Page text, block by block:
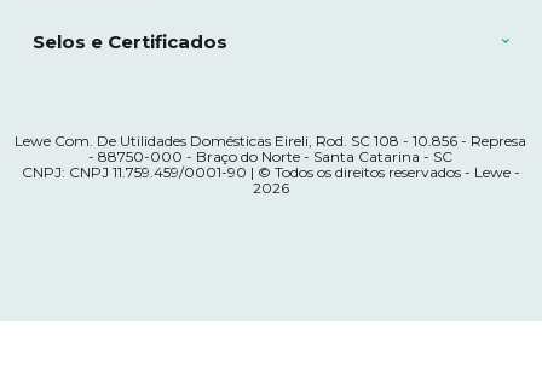
Selos e Certificados
Lewe Com. De Utilidades Domésticas Eireli, Rod. SC 108 - 10.856 - Represa
- 88750-000 - Braço do Norte - Santa Catarina - SC
CNPJ: CNPJ 11.759.459/0001-90 | © Todos os direitos reservados - Lewe -
2026